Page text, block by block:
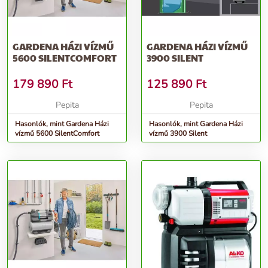
GARDENA HÁZI VÍZMŰ
5600 SILENTCOMFORT
179 890 Ft
Pepita
Hasonlók, mint Gardena Házi
vízmű 5600 SilentComfort
GARDENA HÁZI VÍZMŰ
3900 SILENT
125 890 Ft
Pepita
Hasonlók, mint Gardena Házi
vízmű 3900 Silent